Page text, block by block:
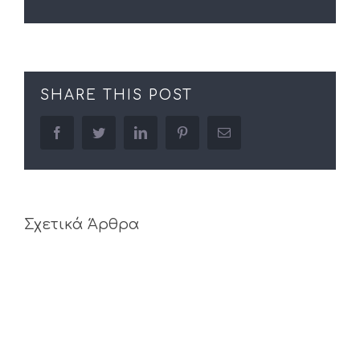
SHARE THIS POST
facebooktwitter linkedin pinterestEmail
Σχετικά Άρθρα